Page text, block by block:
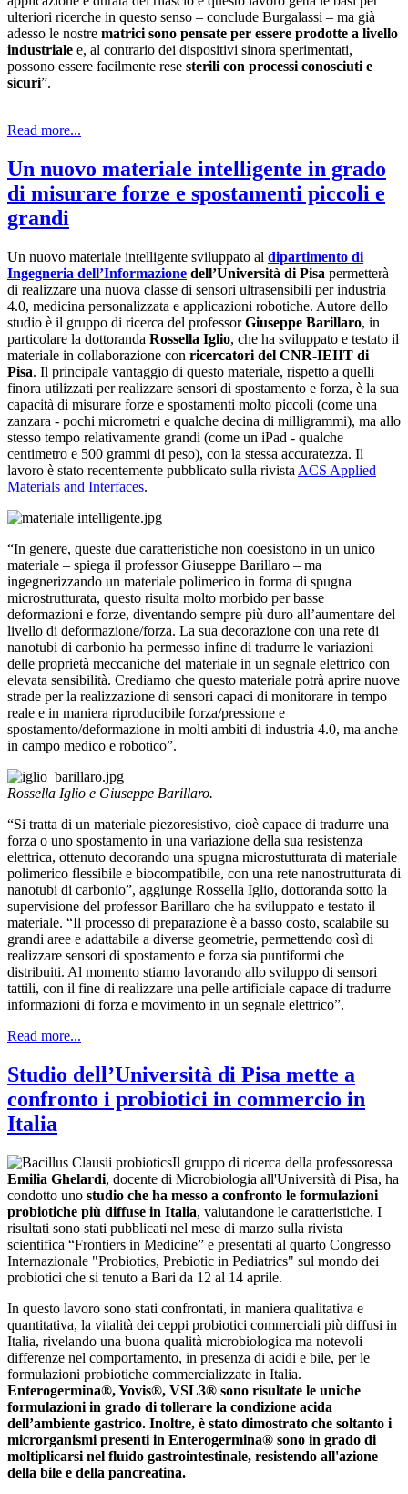
ulteriori ricerche in questo senso – conclude Burgalassi – ma già
adesso le nostre matrici sono pensate per essere prodotte a livello
industriale e, al contrario dei dispositivi sinora sperimentati,
possono essere facilmente rese sterili con processi conosciuti e
sicuri”.
Read more...
Un nuovo materiale intelligente in grado
di misurare forze e spostamenti piccoli e
grandi
Un nuovo materiale intelligente sviluppato al dipartimento di
Ingegneria dell’Informazione dell’Università di Pisa permetterà
di realizzare una nuova classe di sensori ultrasensibili per industria
4.0, medicina personalizzata e applicazioni robotiche. Autore dello
studio è il gruppo di ricerca del professorGiuseppe Barillaro, in
particolare la dottoranda Rossella Iglio, che ha sviluppato e testato il
materiale in collaborazione con ricercatori del CNR-IEIIT di
Pisa. Il principale vantaggio di questo materiale, rispetto a quelli
finora utilizzati per realizzare sensori di spostamento e forza, è la sua
capacità di misurare forze e spostamenti molto piccoli (come una
zanzara - pochi micrometri e qualche decina di milligrammi), ma allo
stesso tempo relativamente grandi (come un iPad - qualche
centimetro e 500 grammi di peso), con la stessa accuratezza. Il
lavoro è stato recentemente pubblicato sulla rivista ACS Applied
Materials and Interfaces.
“In genere, queste due caratteristiche non coesistono in un unico
materiale – spiega il professor Giuseppe Barillaro – ma
ingegnerizzando un materiale polimerico in forma di spugna
microstrutturata, questo risulta molto morbido per basse
deformazioni e forze, diventando sempre più duro all’aumentare del
livello di deformazione/forza. La sua decorazione con una rete di
nanotubi di carbonio ha permesso infine di tradurre le variazioni
delle proprietà meccaniche del materiale in un segnale elettrico con
elevata sensibilità. Crediamo che questo materiale potrà aprire nuove
strade per la realizzazione di sensori capaci di monitorare in tempo
reale e in maniera riproducibile forza/pressione e
spostamento/deformazione in molti ambiti di industria 4.0, ma anche
in campo medico e robotico”.
Rossella Iglio e Giuseppe Barillaro.
“Si tratta di un materiale piezoresistivo, cioè capace di tradurre una
forza o uno spostamento in una variazione della sua resistenza
elettrica, ottenuto decorando una spugna microstutturata di materiale
polimerico flessibile e biocompatibile, con una rete nanostrutturata di
nanotubi di carbonio”, aggiunge Rossella Iglio, dottoranda sotto la
supervisione del professor Barillaro che ha sviluppato e testato il
materiale. “Il processo di preparazione è a basso costo, scalabile su
grandi aree e adattabile a diverse geometrie, permettendo così di
realizzare sensori di spostamento e forza sia puntiformi che
distribuiti. Al momento stiamo lavorando allo sviluppo di sensori
tattili, con il fine di realizzare una pelle artificiale capace di tradurre
informazioni di forza e movimento in un segnale elettrico”.
Read more...
Studio dell’Università di Pisa mette a
confronto i probiotici in commercio in
Italia
Il gruppo di ricerca della professoressa
Emilia Ghelardi, docente di Microbiologia all'Università di Pisa, ha
condotto uno studio che ha messo a confronto le formulazioni
probiotiche più diffuse in Italia, valutandone le caratteristiche. I
risultati sono stati pubblicati nel mese di marzo sulla rivista
scientifica “Frontiers in Medicine” e presentati al quarto Congresso
Internazionale "Probiotics, Prebiotic in Pediatrics" sul mondo dei
probiotici che si tenuto a Bari da 12 al 14 aprile.
In questo lavoro sono stati confrontati, in maniera qualitativa e
quantitativa, la vitalità dei ceppi probiotici commerciali più diffusi in
Italia, rivelando una buona qualità microbiologica ma notevoli
differenze nel comportamento, in presenza di acidi e bile, per le
formulazioni probiotiche commercializzate in Italia.
Enterogermina®, Yovis®, VSL3® sono risultate le uniche
formulazioni in grado di tollerare la condizione acida
dell’ambiente gastrico. Inoltre, è stato dimostrato che soltanto i
microrganismi presenti in Enterogermina® sono in grado di
moltiplicarsi nel fluido gastrointestinale, resistendo all'azione
della bile e della pancreatina.